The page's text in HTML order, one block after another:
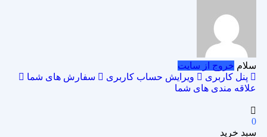
سلام خروج از سایت
پنل کاربری
ویرایش حساب کاربری
سفارش های شما
علاقه مندی های شما
0
سبد خرید